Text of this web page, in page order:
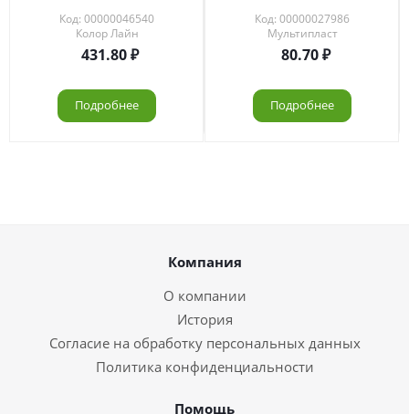
Код: 00000046540
Колор Лайн
431.80
Подробнее
Код: 00000027986
Мультипласт
80.70
Подробнее
Компания
О компании
История
Согласие на обработку персональных данных
Политика конфиденциальности
Помощь